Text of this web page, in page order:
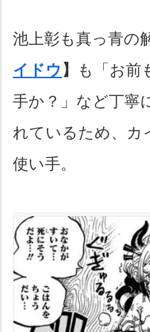
池上彰も真っ青の
イドウ 】
も「お前
手か？」など丁寧
れているため、カ
使い手。